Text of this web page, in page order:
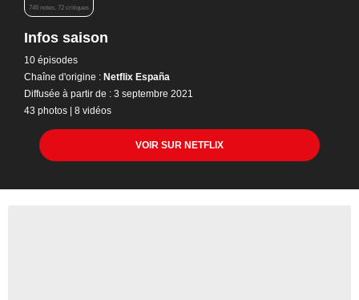
746 notes, 72 critiques
Infos saison
10 épisodes
Chaîne d'origine : Netflix España
Diffusée à partir de : 3 septembre 2021
43 photos | 8 vidéos
VOIR SUR NETFLIX